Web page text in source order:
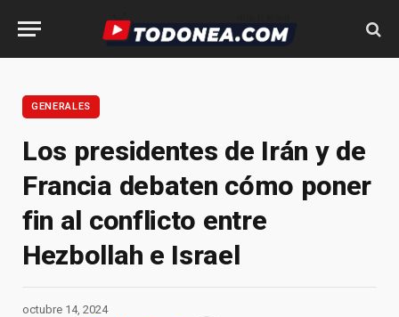
GENERALES
Los presidentes de Irán y de
Francia debaten cómo poner
fin al conflicto entre
Hezbollah e Israel
octubre 14, 2024